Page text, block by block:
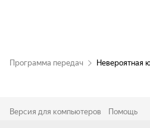
Программа передач Невероятная
Версия для компьютеров Помощь